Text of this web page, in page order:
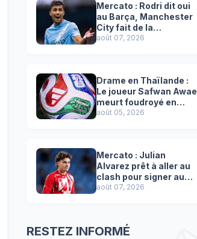
Mercato : Rodri dit oui
au Barça, Manchester
City fait de la
résistance !
août 07, 2026
Drame en Thaïlande :
Le joueur Safwan Awae
meurt foudroyé en
plein match
août 05, 2026
Mercato : Julian
Alvarez prêt à aller au
clash pour signer au
Barça, l'Atlético
août 07, 2026
RESTEZ INFORMÉ